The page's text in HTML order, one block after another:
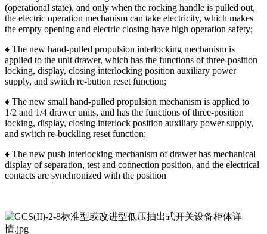
(operational state), and only when the rocking handle is pulled out,
the electric operation mechanism can take electricity, which makes
the empty opening and electric closing have high operation safety;
♦ The new hand-pulled propulsion interlocking mechanism is
applied to the unit drawer, which has the functions of three-position
locking, display, closing interlocking position auxiliary power
supply, and switch re-button reset function;
♦ The new small hand-pulled propulsion mechanism is applied to
1/2 and 1/4 drawer units, and has the functions of three-position
locking, display, closing interlock position auxiliary power supply,
and switch re-buckling reset function;
♦ The new push interlocking mechanism of drawer has mechanical
display of separation, test and connection position, and the electrical
contacts are synchronized with the position